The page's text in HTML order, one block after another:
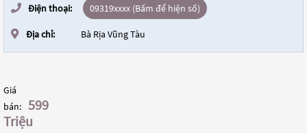
Điện thoại: 09319xxxx (Bấm để hiện số)
Địa chỉ: Bà Rịa Vũng Tàu
Giá
bán: 599
Triệu